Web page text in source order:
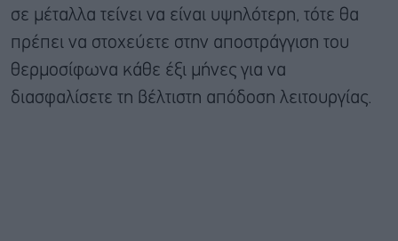
σε μέταλλα τείνει να είναι υψηλότερη, τότε θα
πρέπει να στοχεύετε στην αποστράγγιση του
θερμοσίφωνα κάθε έξι μήνες για να
διασφαλίσετε τη βέλτιστη απόδοση λειτουργίας.